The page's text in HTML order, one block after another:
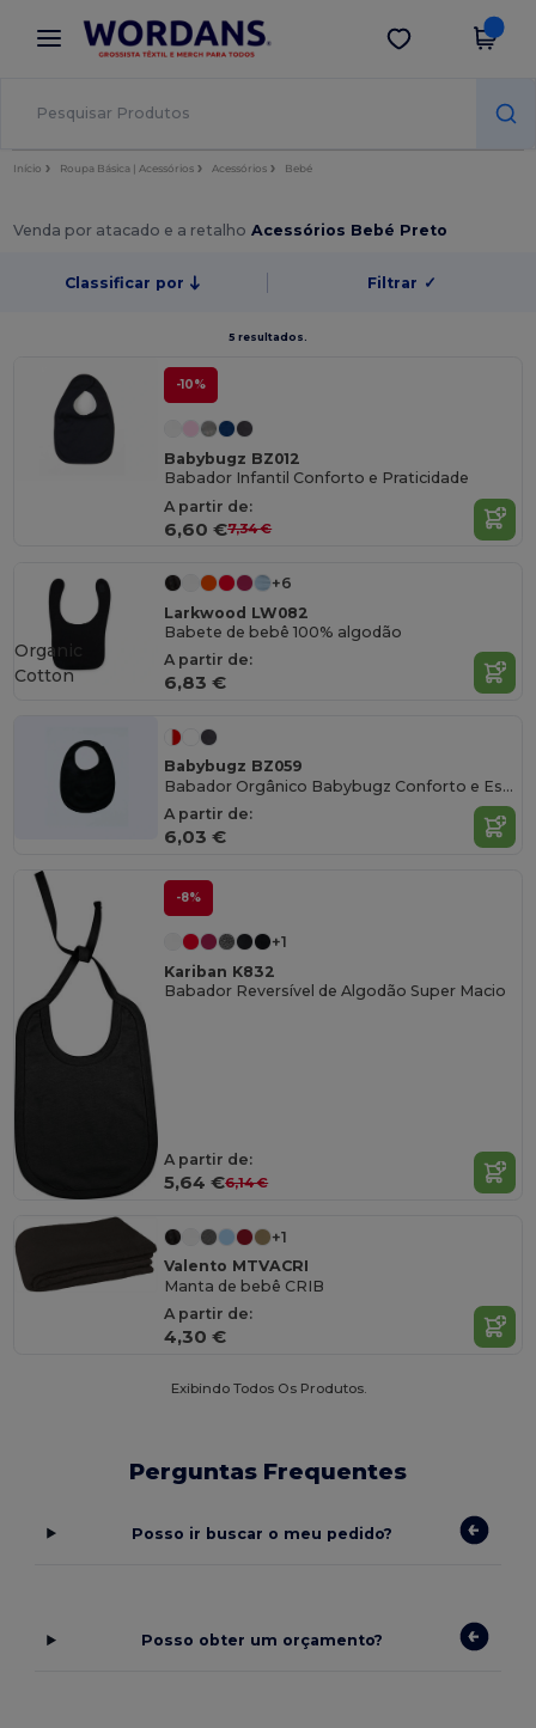
× App Wordans
Melhores preços na app!
Obter app
Início Roupa Básica | Acessórios Acessórios Bebé
Venda por atacado e a retalho Acessórios Bebé Preto
Classificar por Filtrar ✓
5 resultados.
-10%
Babybugz BZ012
Babador Infantil Conforto e Praticidade
A partir de:
6,60 €7,34 €
+6
Larkwood LW082
Babete de bebê 100% algodão
A partir de:
6,83 €
Organic
Cotton
Babybugz BZ059
Babador Orgânico Babybugz Conforto e Estilo
A partir de:
6,03 €
-8%
+1
Kariban K832
Babador Reversível de Algodão Super Macio
A partir de:
5,64 €6,14 €
+1
Valento MTVACRI
Manta de bebê CRIB
A partir de:
4,30 €
Exibindo Todos Os Produtos.
Perguntas Frequentes
Posso ir buscar o meu pedido?
Posso obter um orçamento?